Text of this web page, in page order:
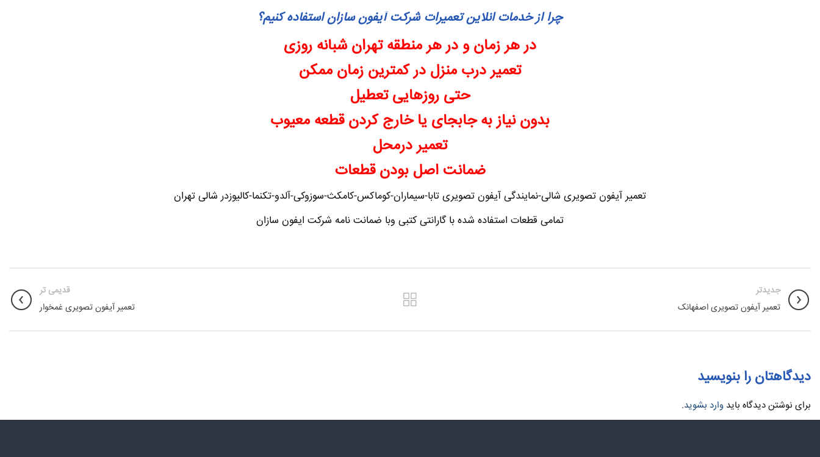
چرا از خدمات انلاین تعمیرات شرکت آیفون سازان استفاده کنیم؟
در هر زمان و در هر منطقه تهران شبانه روزی
تعمیر درب منزل در کمترین زمان ممکن
حتی روزهایی تعطیل
بدون نیاز به جابجای یا خارج کردن قطعه معیوب
تعمیر درمحل
ضمانت اصل بودن قطعات
تعمیر آیفون تصویری شالی-نمایندگی آیفون تصویری تابا-سیماران-کوماکس-کامکث-سوزوکی-آلدو-تکنما-کالیوزدر شالی تهران
تمامی قطعات استفاده شده با گارانتی کتبی وبا ضمانت نامه شرکت ایفون سازان
جدیدتر
تعمیر آیفون تصویری اصفهانک
قدیمی تر
تعمیر آیفون تصویری غمخوار
دیدگاهتان را بنویسید
برای نوشتن دیدگاه باید وارد بشوید.